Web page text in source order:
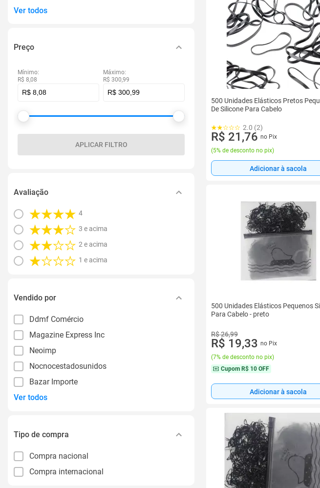
Ver todos
Preço
Mínimo:
R$ 8,08
Máximo:
R$ 300,99
APLICAR FILTRO
Avaliação
4
3 e acima
2 e acima
1 e acima
Vendido por
Ddmf Comércio
Magazine Express Inc
Neoimp
Nocnocestadosunidos
Bazar Importe
Ver todos
Tipo de compra
Compra nacional
Compra internacional
500 Unidades Elásticos Pretos
De Silicone Para Cabelo
2.0 (2)
R$ 21,76 no Pix
(5% de desconto no pix)
Adicionar à sacola
500 Unidades Elásticos Pequenos
Para Cabelo - preto
R$ 26,99
R$ 19,33 no Pix
(7% de desconto no pix)
Cupom R$ 10 OFF
Adicionar à sacola